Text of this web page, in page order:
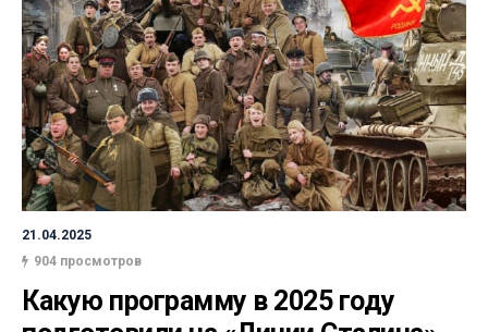
21.04.2025
904 просмотров
Какую программу в 2025 году